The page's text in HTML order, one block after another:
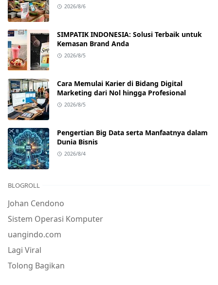
2026/8/6
SIMPATIK INDONESIA: Solusi Terbaik untuk
Kemasan Brand Anda
2026/8/5
Cara Memulai Karier di Bidang Digital
Marketing dari Nol hingga Profesional
2026/8/5
Pengertian Big Data serta Manfaatnya dalam
Dunia Bisnis
2026/8/4
BLOGROLL
Johan Cendono
Sistem Operasi Komputer
uangindo.com
Lagi Viral
Tolong Bagikan